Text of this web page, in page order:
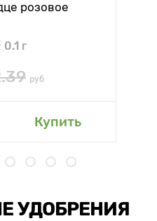
розовое
0.1 г
руб
Купить
УДОБРЕНИЯ